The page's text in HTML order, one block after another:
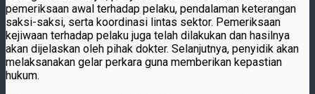
pemeriksaan awal terhadap pelaku, pendalaman keterangan
saksi-saksi, serta koordinasi lintas sektor. Pemeriksaan
kejiwaan terhadap pelaku juga telah dilakukan dan hasilnya
akan dijelaskan oleh pihak dokter. Selanjutnya, penyidik akan
melaksanakan gelar perkara guna memberikan kepastian
hukum.